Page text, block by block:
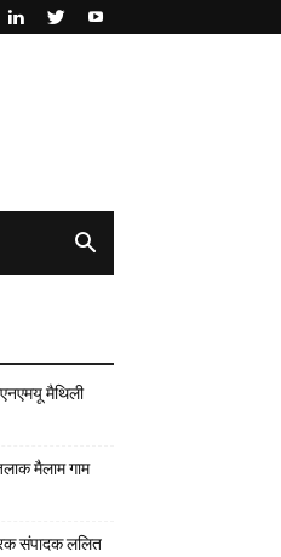
मैथिली
मैलाम गाम
संपादक ललित